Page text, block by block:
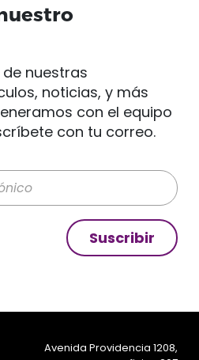
nuestras
noticias, y más
con el equipo
con tu correo.
Suscribir
Avenida Providencia 1208,